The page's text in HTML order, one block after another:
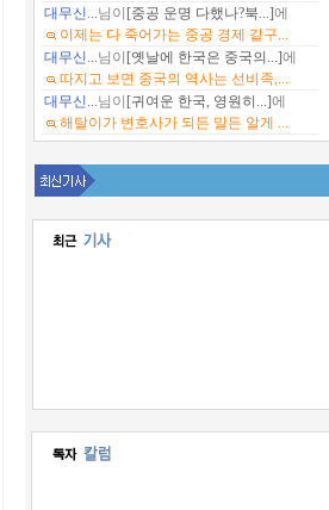
대무신...님이 [중공 운명 다했나?북...]에
이제는 다 죽어가는 중공 경제 같구...
대무신...님이 [옛날에 한국은 중국의...]에
따지고 보면 중국의 역사는 선비족,...
대무신...님이 [귀여운 한국, 영원히...]에
해탈이가 변호사가 되든 말든 알게 ...